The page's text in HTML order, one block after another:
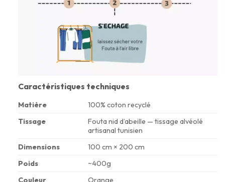
Caractéristiques techniques
Matière
100% coton recyclé
Tissage
Fouta nid d’abeille — tissage alvéolé
artisanal tunisien
Dimensions
100 cm × 200 cm
Poids
~400g
Couleur
Orange